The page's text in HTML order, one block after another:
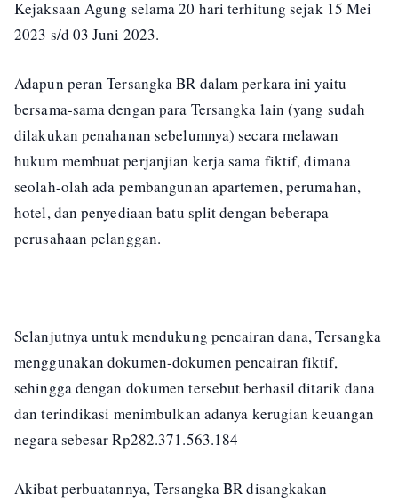
Kejaksaan Agung selama 20 hari terhitung sejak 15 Mei
2023 s/d 03 Juni 2023.
Adapun peran Tersangka BR dalam perkara ini yaitu
bersama-sama dengan para Tersangka lain (yang sudah
dilakukan penahanan sebelumnya) secara melawan
hukum membuat perjanjian kerja sama fiktif, dimana
seolah-olah ada pembangunan apartemen, perumahan,
hotel, dan penyediaan batu split dengan beberapa
perusahaan pelanggan.
Selanjutnya untuk mendukung pencairan dana, Tersangka
menggunakan dokumen-dokumen pencairan fiktif,
sehingga dengan dokumen tersebut berhasil ditarik dana
dan terindikasi menimbulkan adanya kerugian keuangan
negara sebesar Rp282.371.563.184
Akibat perbuatannya, Tersangka BR disangkakan